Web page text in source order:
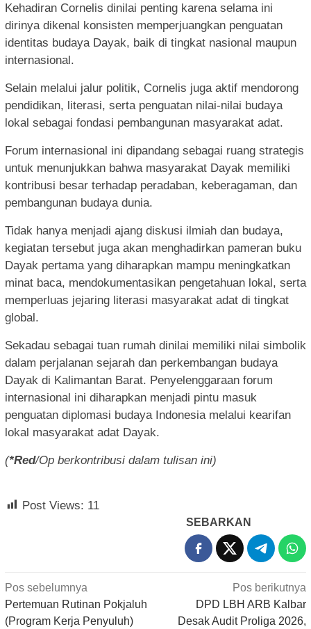
Kehadiran Cornelis dinilai penting karena selama ini
dirinya dikenal konsisten memperjuangkan penguatan
identitas budaya Dayak, baik di tingkat nasional maupun
internasional.
Selain melalui jalur politik, Cornelis juga aktif mendorong
pendidikan, literasi, serta penguatan nilai-nilai budaya
lokal sebagai fondasi pembangunan masyarakat adat.
Forum internasional ini dipandang sebagai ruang strategis
untuk menunjukkan bahwa masyarakat Dayak memiliki
kontribusi besar terhadap peradaban, keberagaman, dan
pembangunan budaya dunia.
Tidak hanya menjadi ajang diskusi ilmiah dan budaya,
kegiatan tersebut juga akan menghadirkan pameran buku
Dayak pertama yang diharapkan mampu meningkatkan
minat baca, mendokumentasikan pengetahuan lokal, serta
memperluas jejaring literasi masyarakat adat di tingkat
global.
Sekadau sebagai tuan rumah dinilai memiliki nilai simbolik
dalam perjalanan sejarah dan perkembangan budaya
Dayak di Kalimantan Barat. Penyelenggaraan forum
internasional ini diharapkan menjadi pintu masuk
penguatan diplomasi budaya Indonesia melalui kearifan
lokal masyarakat adat Dayak.
(*Red/Op berkontribusi dalam tulisan ini)
Post Views: 11
SEBARKAN
Navigasi
pos
Pos sebelumnya
Pertemuan Rutinan Pokjaluh
(Program Kerja Penyuluh)
Pos berikutnya
DPD LBH ARB Kalbar
Desak Audit Proliga 2026,